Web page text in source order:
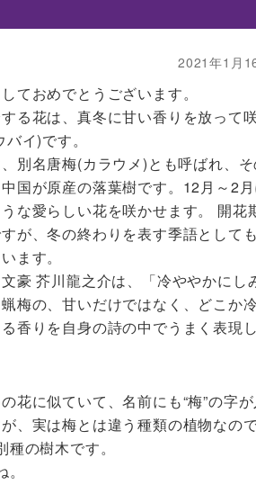
2021年1月
ておめでとうございます。
る花は、真冬に甘い香りを放って咲
イ)です。
別名唐梅(カラウメ)とも呼ばれ、
国が原産の落葉樹です。12月～2
な愛らしい花を咲かせます。 開花
が、冬の終わりを表す季語としても
ます。
豪 芥川龍之介は、「冷ややかにし
梅の、甘いだけではなく、どこか
香りを自身の詩の中でうまく表現し
花に似ていて、名前にも“梅”の字が
、実は梅とは違う種類の植物なの
の樹木です。